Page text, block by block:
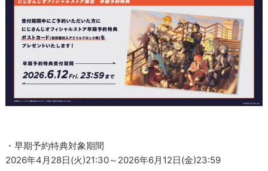
・早期予約特典対象期間
2026年4月28日(火)21:30～2026年6月12日(金)23:59